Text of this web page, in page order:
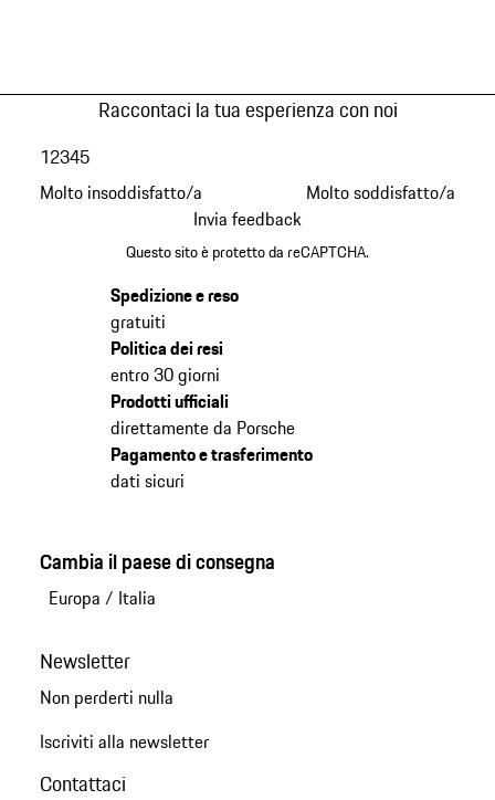
Raccontaci la tua esperienza con noi
Molto insoddisfatto/a
12345
Molto soddisfatto/a
Invia feedback
Questo sito è protetto da reCAPTCHA.
Spedizione e reso
gratuiti
Politica dei resi
entro 30 giorni
Prodotti ufficiali
direttamente da Porsche
Pagamento e trasferimento
dati sicuri
Cambia il paese di consegna
Europa / Italia
Newsletter
Non perderti nulla
Iscriviti alla newsletter
Contattaci